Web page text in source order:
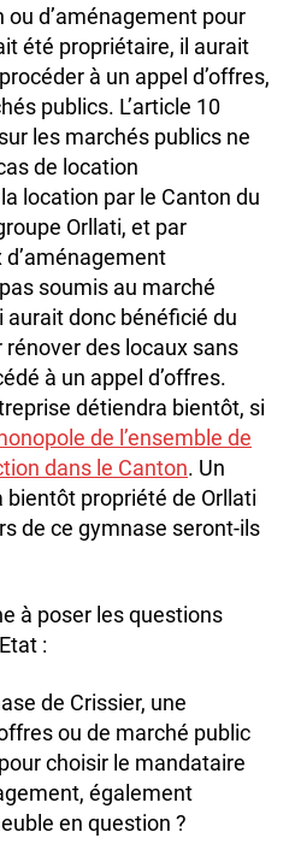
d’aménagement pour
été propriétaire, il aurait
à un appel d’offres,
publics. L’article 10
les marchés publics ne
de location
location par le Canton du
Orllati, et par
soumis au marché
aurait donc bénéficié du
des locaux sans
à un appel d’offres.
détiendra bientôt, si
de l’ensemble de
dans le Canton. Un
propriété de Orllati
de ce gymnase seront-ils
à poser les questions
:
de Crissier, une
ou de marché public
choisir le mandataire
également
en question ?